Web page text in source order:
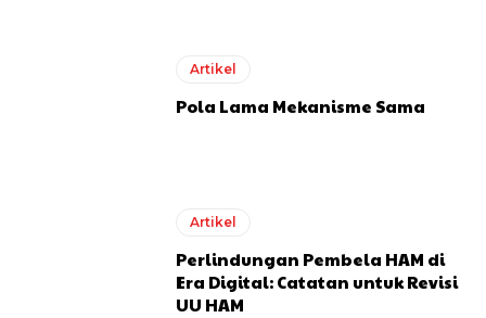
Artikel
Pola Lama Mekanisme Sama
Artikel
Perlindungan Pembela HAM di
Era Digital: Catatan untuk Revisi
UU HAM